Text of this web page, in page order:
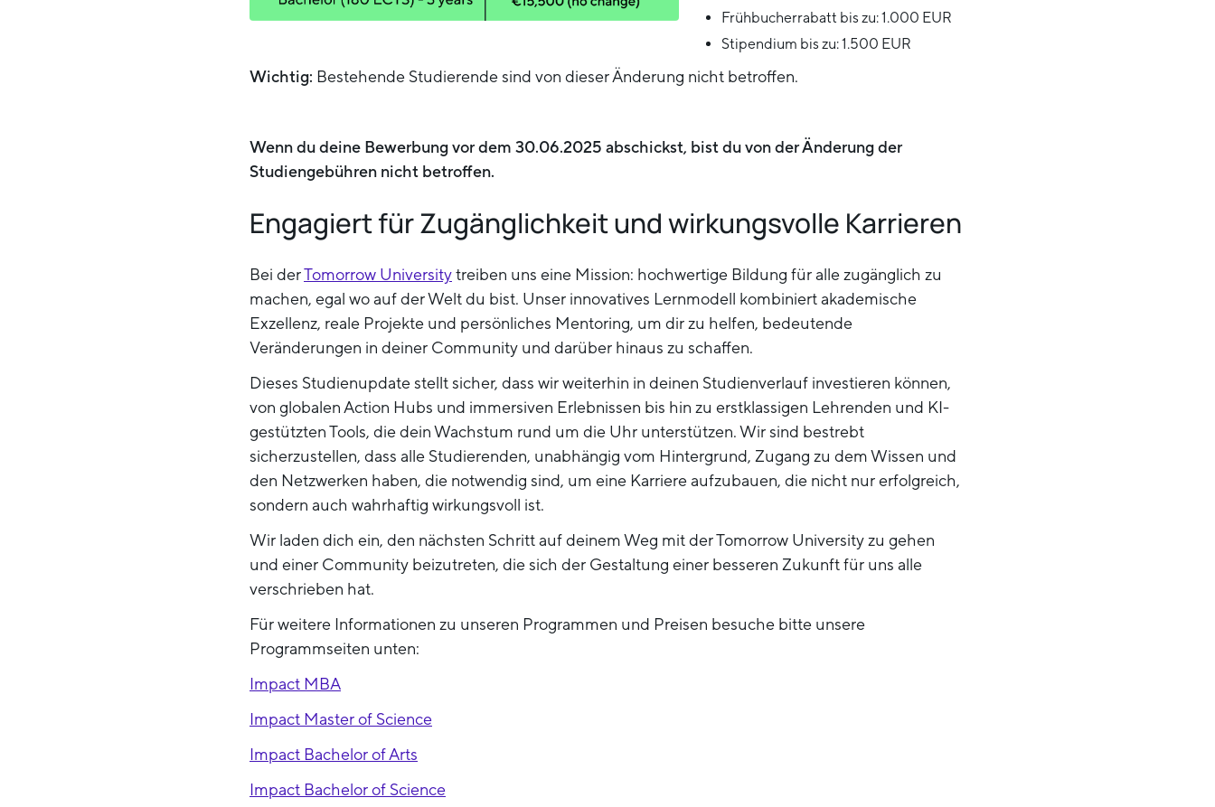
Frühbucherrabatt bis zu: 1.000 EUR
Stipendium bis zu: 1.500 EUR
Wichtig: Bestehende Studierende sind von dieser Änderung nicht betroffen.
Wenn du deine Bewerbung vor dem 30.06.2025 abschickst, bist du von der Änderung der
Studiengebühren nicht betroffen.
Engagiert für Zugänglichkeit und wirkungsvolle Karrieren
Bei derTomorrow Universitytreiben uns eine Mission: hochwertige Bildung für alle zugänglich zu
machen, egal wo auf der Welt du bist. Unser innovatives Lernmodell kombiniert akademische
Exzellenz, reale Projekte und persönliches Mentoring, um dir zu helfen, bedeutende
Veränderungen in deiner Community und darüber hinaus zu schaffen.
Dieses Studienupdate stellt sicher, dass wir weiterhin in deinen Studienverlauf investieren können,
von globalen Action Hubs und immersiven Erlebnissen bis hin zu erstklassigen Lehrenden und KI-
gestützten Tools, die dein Wachstum rund um die Uhr unterstützen. Wir sind bestrebt
sicherzustellen, dass alle Studierenden, unabhängig vom Hintergrund, Zugang zu dem Wissen und
den Netzwerken haben, die notwendig sind, um eine Karriere aufzubauen, die nicht nur erfolgreich,
sondern auch wahrhaftig wirkungsvoll ist.
Wir laden dich ein, den nächsten Schritt auf deinem Weg mit der Tomorrow University zu gehen
und einer Community beizutreten, die sich der Gestaltung einer besseren Zukunft für uns alle
verschrieben hat.
Für weitere Informationen zu unseren Programmen und Preisen besuche bitte unsere
Programmseiten unten:
Impact MBA
Impact Master of Science
Impact Bachelor of Arts
Impact Bachelor of Science